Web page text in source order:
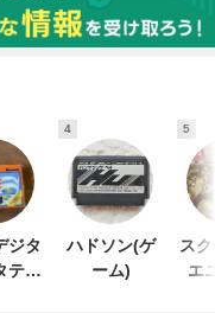
ジタ
テイ
4
ハドソン(ゲ
ーム)
5
ス
エ